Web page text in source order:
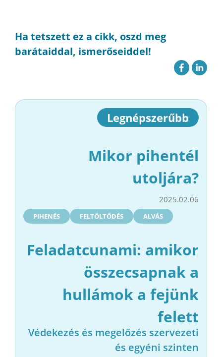
Ha tetszett ez a cikk, oszd meg
barátaiddal, ismerőseiddel!
Legnépszerűbb
Mikor pihentél
utoljára?
2025.02.06
PIHENÉS FELTÖLTŐDÉS ALVÁS
Feladatcunami: amikor
összecsapnak a
hullámok a fejünk
felett
Védekezés és megelőzés szervezeti
és egyéni szinten